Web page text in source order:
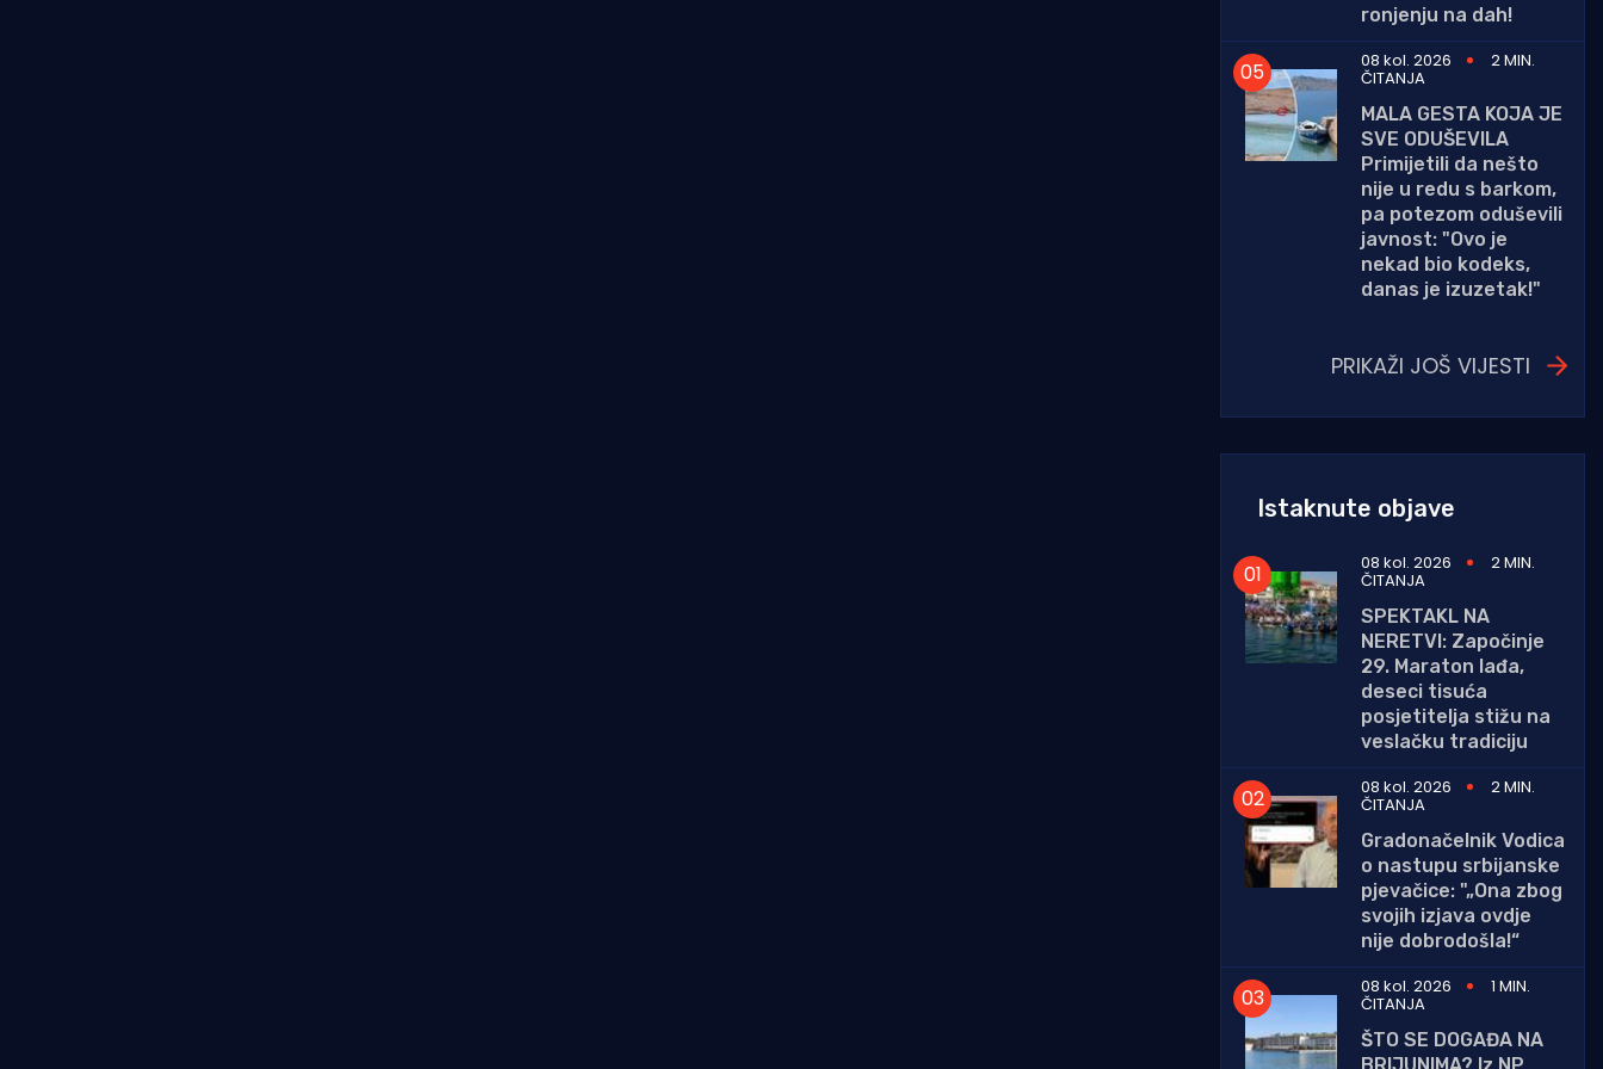
ronjenju na dah!
08 kol. 2026
2 MIN.
ČITANJA
MALA GESTA KOJA JE
SVE ODUŠEVILA
Primijetili da nešto
nije u redu s barkom,
pa potezom oduševili
javnost: "Ovo je
nekad bio kodeks,
danas je izuzetak!"
PRIKAŽI JOŠ VIJESTI
Istaknute objave
08 kol. 2026 2 MIN.
ČITANJA
SPEKTAKL NA
NERETVI: Započinje
29. Maraton lađa,
deseci tisuća
posjetitelja stižu na
veslačku tradiciju
08 kol. 2026
2 MIN.
ČITANJA
Gradonačelnik Vodica
o nastupu srbijanske
pjevačice: "„Ona zbog
svojih izjava ovdje
nije dobrodošla!“
08 kol. 2026
1 MIN.
ČITANJA
ŠTO SE DOGAĐA NA
BRIJUNIMA? Iz NP